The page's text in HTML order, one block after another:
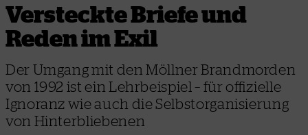
Versteckte Briefe und
Reden im Exil
Der Umgang mit den Möllner Brandmorden
von 1992 ist ein Lehrbeispiel – für offizielle
Ignoranz wie auch die Selbstorganisierung
von Hinterbliebenen